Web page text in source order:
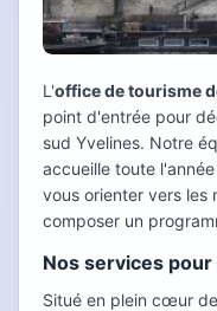
L'office de tourisme
point d'entrée pour
sud Yvelines. Notre
accueille toute
vous orienter vers les
composer un
Nos services
Situé en plein cœur